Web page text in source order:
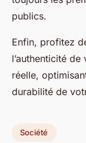
publics.
Enfin, profitez
l’authenticité
réelle,
durabilité de
Société